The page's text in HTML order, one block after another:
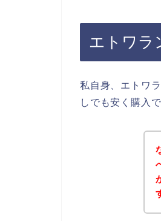
エトワラ
私自身、エトワ
しでも安く購入